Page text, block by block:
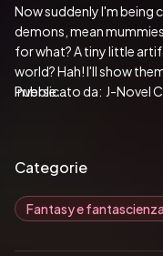
Now suddenly I'm being
demons, mean
for what? A tiny little
world? Hah! I'll show
Inverse...
Pubblicato da:  J-Novel
Categorie
Fantasy e fantascienza